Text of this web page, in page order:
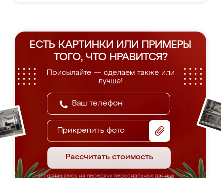
ЕСТЬ КАРТИНКИ ИЛИ ПРИМЕРЫ
ТОГО, ЧТО НРАВИТСЯ?
Присылайте — сделаем также или
лучше!
Прикрепить фото
Рассчитать стоимость
Я соглашаюсь на передачу персональных данных